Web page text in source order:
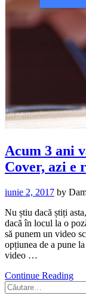
Acum 3 ani
Cover, azi e
iunie 2, 2017 by
Nu știu dacă știți
dacă în locul la o
să punem un video
opțiunea de a pune
video …
Continue Reading
Caută
după: